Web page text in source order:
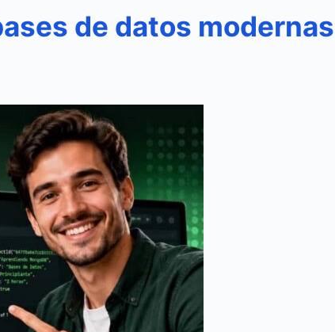
de datos